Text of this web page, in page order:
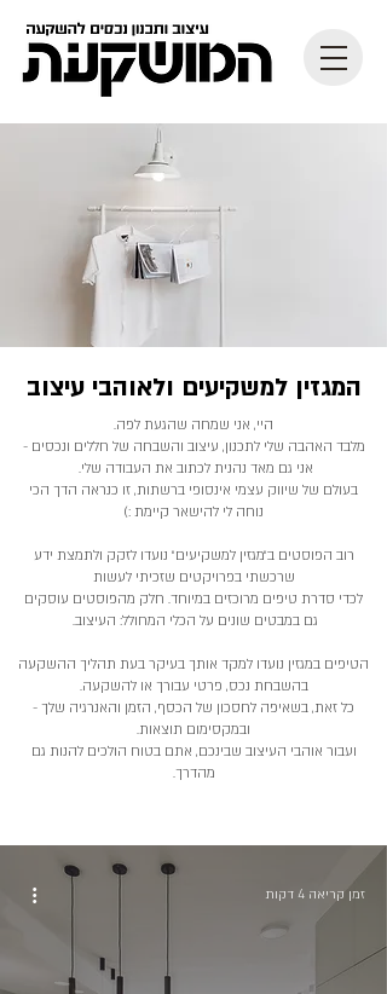
המגזין למשקיעים ולאוהבי עיצוב
היי, אני שמחה שהגעת לפה.
מלבד האהבה שלי לתכנון, עיצוב והשבחה של חללים ונכסים -
אני גם מאד נהנית לכתוב את העבודה שלי.
בעולם של שיווק עצמי אינסופי ברשתות, זו כנראה הדך הכי
נוחה לי להישאר קיימת :)
רוב הפוסטים ב״מגזין למשקיעים״ נועדו לזקק ולתמצת ידע
שרכשתי בפרויקטים שזכיתי לעשות
לכדי סדרת טיפים מרוכזים במיוחד. חלק מהפוסטים עוסקים
גם במבטים שונים על הכלי המחולל: העיצוב.
הטיפים במגזין נועדו למקד אותך בעיקר בעת תהליך ההשקעה
בהשבחת נכס, פרטי עבורך או להשקעה.
כל זאת, בשאיפה לחסכון של הכסף, הזמן והאנרגיה שלך -
ובמקסימום תוצאות.
ועבור אוהבי העיצוב שבינכם, אתם בטוח הולכים להנות גם
מהדרך.
זמן קריאה 4 דקות